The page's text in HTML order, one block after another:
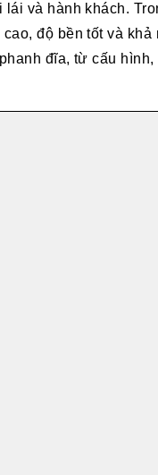
và hành khách.
độ bền tốt và khả
đĩa, từ cấu